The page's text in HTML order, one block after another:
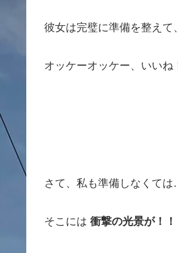
彼女は完璧に準備を整えて
オッケーオッケー、いいね
さて、私も準備しなくて
そこには 衝撃の光景が！！